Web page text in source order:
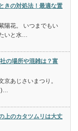
きの対処法！最適な置
陽花。 いつまでもい
いと水…
の場所や混雑は？富
京あじさいまつり。
)…
上のカタツムリは大丈